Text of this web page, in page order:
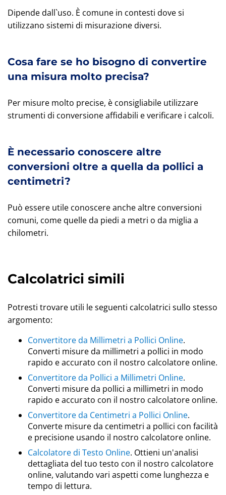
Dipende dall`uso. È comune in contesti dove si
utilizzano sistemi di misurazione diversi.
Cosa fare se ho bisogno di convertire
una misura molto precisa?
Per misure molto precise, è consigliabile utilizzare
strumenti di conversione affidabili e verificare i calcoli.
È necessario conoscere altre
conversioni oltre a quella da pollici a
centimetri?
Può essere utile conoscere anche altre conversioni
comuni, come quelle da piedi a metri o da miglia a
chilometri.
Calcolatrici simili
Potresti trovare utili le seguenti calcolatrici sullo stesso
argomento:
Convertitore da Millimetri a Pollici Online.
Converti misure da millimetri a pollici in modo
rapido e accurato con il nostro calcolatore online.
Convertitore da Pollici a Millimetri Online.
Converti misure da pollici a millimetri in modo
rapido e accurato con il nostro calcolatore online.
Convertitore da Centimetri a Pollici Online.
Converte misure da centimetri a pollici con facilità
e precisione usando il nostro calcolatore online.
Calcolatore di Testo Online. Ottieni un'analisi
dettagliata del tuo testo con il nostro calcolatore
online, valutando vari aspetti come lunghezza e
tempo di lettura.